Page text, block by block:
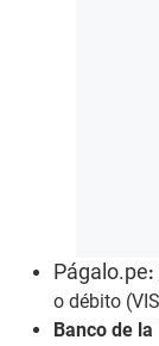
Págalo.pe:
o débito
Banco de la